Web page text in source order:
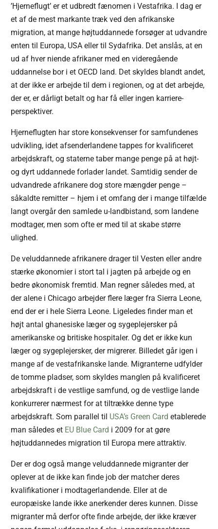
’Hjerneflugt’ er et udbredt fænomen i Vestafrika. I dag er
et af de mest markante træk ved den afrikanske
migration, at mange højtuddannede forsøger at udvandre
enten til Europa, USA eller til Sydafrika. Det anslås, at en
ud af hver niende afrikaner med en videregående
uddannelse bor i et OECD land. Det skyldes blandt andet,
at der ikke er arbejde til dem i regionen, og at det arbejde,
der er, er dårligt betalt og har få eller ingen karriere-
perspektiver.
Hjerneflugten har store konsekvenser for samfundenes
udvikling, idet afsenderlandene tappes for kvalificeret
arbejdskraft, og staterne taber mange penge på at højt-
og dyrt uddannede forlader landet. Samtidig sender de
udvandrede afrikanere dog store mængder penge –
såkaldte remitter – hjem i et omfang der i mange tilfælde
langt overgår den samlede u-landbistand, som landene
modtager, men som ofte er med til at skabe større
ulighed.
De veluddannede afrikanere drager til Vesten eller andre
stærke økonomier i stort tal i jagten på arbejde og en
bedre økonomisk fremtid. Man regner således med, at
der alene i Chicago arbejder flere læger fra Sierra Leone,
end der er i hele Sierra Leone. Ligeledes finder man et
højt antal ghanesiske læger og sygeplejersker på
amerikanske og britiske hospitaler. Og det er ikke kun
læger og sygeplejersker, der migrerer. Billedet går igen i
mange af de vestafrikanske lande. Migranterne udfylder
de tomme pladser, som skyldes manglen på kvalificeret
arbejdskraft i de vestlige samfund, og de vestlige lande
konkurrerer nærmest for at tiltrække denne type
arbejdskraft. Som parallel til USA’s Green Card etablerede
man således et EU Blue Card i 2009 for at gøre
højtuddannedes migration til Europa mere attraktiv.
Der er dog også mange veluddannede migranter der
oplever at de ikke kan finde job der matcher deres
kvalifikationer i modtagerlandende. Eller at de
europæiske lande ikke anerkender deres kunnen. Disse
migranter må derfor ofte finde arbejde, der ikke kræver